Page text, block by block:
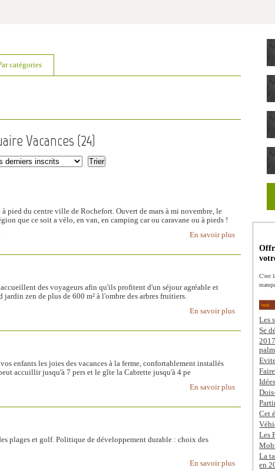
catégories
Vacances (24)
pied du centre ville de Rochefort. Ouvert de mars à mi novembre, le
que ce soit a vélo, en van, en camping car ou caravane ou à pieds !
En savoir plus
des voyageurs afin qu'ils profitent d'un séjour agréable et
zen de plus de 600 m² à l'ombre des arbres fruitiers.
En savoir plus
enfants les joies des vacances à la ferme, confortablement installés
accuillir jusqu'à 7 pers et le gîte la Cabrette jusqu'à 4 pe
En savoir plus
plages et golf. Politique de développement durable : choix des
En savoir plus
C'est
Les
Se
Cet
Les
La
en